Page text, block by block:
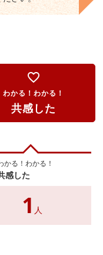
favorite_border
わかる！わかる！
共感した
かる！わかる！
感した
1 人